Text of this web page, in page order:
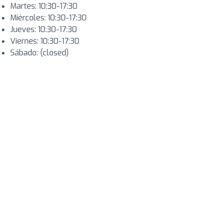
Martes: 10:30-17:30
Miércoles: 10:30-17:30
Jueves: 10:30-17:30
Viernes: 10:30-17:30
Sábado: (closed)